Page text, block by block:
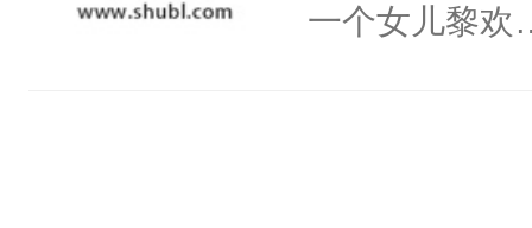
一个女儿黎